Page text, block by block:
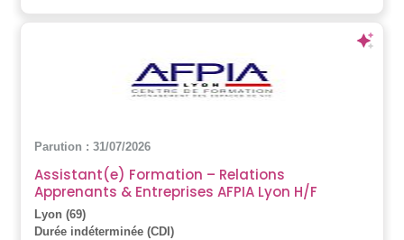
Parution : 31/07/2026
Assistant(e) Formation – Relations
Apprenants & Entreprises AFPIA Lyon H/F
Lyon (69)
Durée indéterminée (CDI)